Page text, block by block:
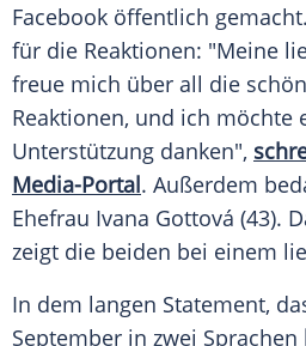
Facebook öffentlich
für die Reaktionen: "Meine
freue mich über all die
Reaktionen, und ich möchte
Unterstützung danken",
Media-Portal. Außerdem
Ehefrau Ivana Gottová (43).
zeigt die beiden bei einem
In dem langen Statement,
September in zwei Sprachen